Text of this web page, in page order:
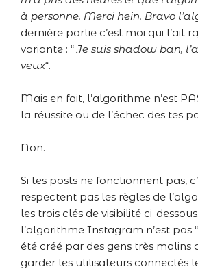
à personne. Merci hein. Bravo
dernière partie c’est moi qui l’ait
variante : “Je suis shadow ban,
veux“.
Mais en fait, l’algorithme n’est
la réussite ou de l’échec des tes
Non.
Si tes posts ne fonctionnent pas,
respectent pas les règles de
les trois clés de visibilité ci-
l’algorithme Instagram n’est pas
été créé par des gens très malins
garder les utilisateurs connectés